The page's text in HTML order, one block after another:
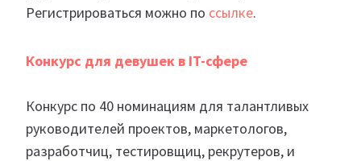
Регистрироваться можно по ссылке.
Конкурс для девушек в IT-сфере
Конкурс по 40 номинациям для талантливых
руководителей проектов, маркетологов,
разработчиц, тестировщиц, рекрутеров, и